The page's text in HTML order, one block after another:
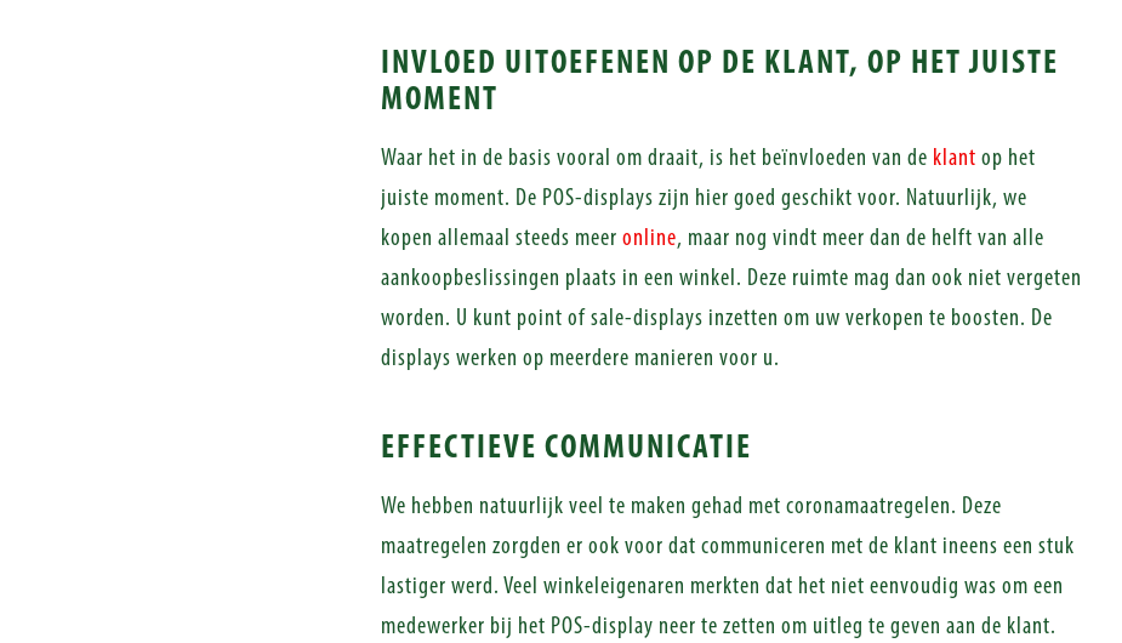
INVLOED UITOEFENEN OP DE KLANT, OP HET JUISTE
MOMENT
Waar het in de basis vooral om draait, is het beïnvloeden van de klant op het
juiste moment. De POS-displays zijn hier goed geschikt voor. Natuurlijk, we
kopen allemaal steeds meer online, maar nog vindt meer dan de helft van alle
aankoopbeslissingen plaats in een winkel. Deze ruimte mag dan ook niet vergeten
worden. U kunt point of sale-displays inzetten om uw verkopen te boosten. De
displays werken op meerdere manieren voor u.
EFFECTIEVE COMMUNICATIE
We hebben natuurlijk veel te maken gehad met coronamaatregelen. Deze
maatregelen zorgden er ook voor dat communiceren met de klant ineens een stuk
lastiger werd. Veel winkeleigenaren merkten dat het niet eenvoudig was om een
medewerker bij het POS-display neer te zetten om uitleg te geven aan de klant.